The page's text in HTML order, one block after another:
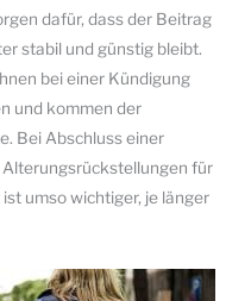
dafür, dass der Beitrag
stabil und günstig bleibt.
bei einer Kündigung
und kommen der
Bei Abschluss einer
für
umso wichtiger, je länger